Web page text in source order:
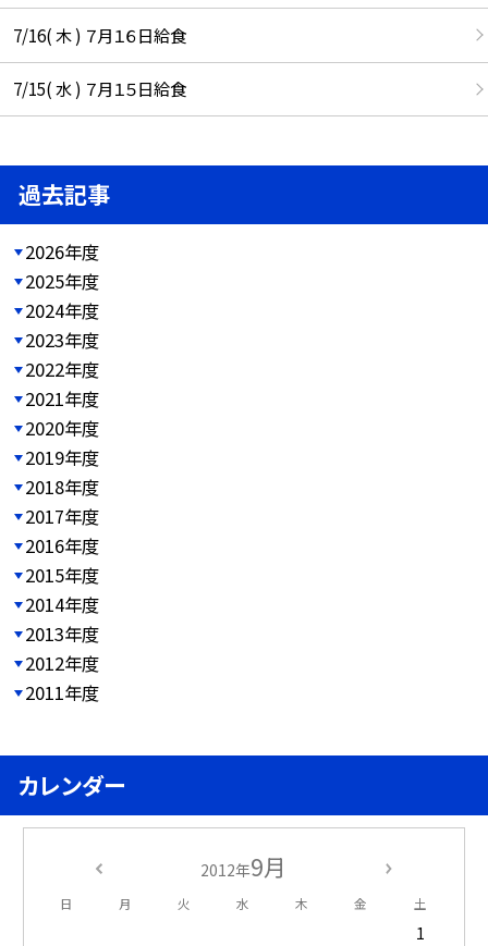
7/16( 木 ) ７月１６日給食
7/15( 水 ) ７月１５日給食
過去記事
2026年度
2025年度
2024年度
2023年度
2022年度
2021年度
2020年度
2019年度
2018年度
2017年度
2016年度
2015年度
2014年度
2013年度
2012年度
2011年度
カレンダー
2012年9月
日 月 火 水 木 金 土
1